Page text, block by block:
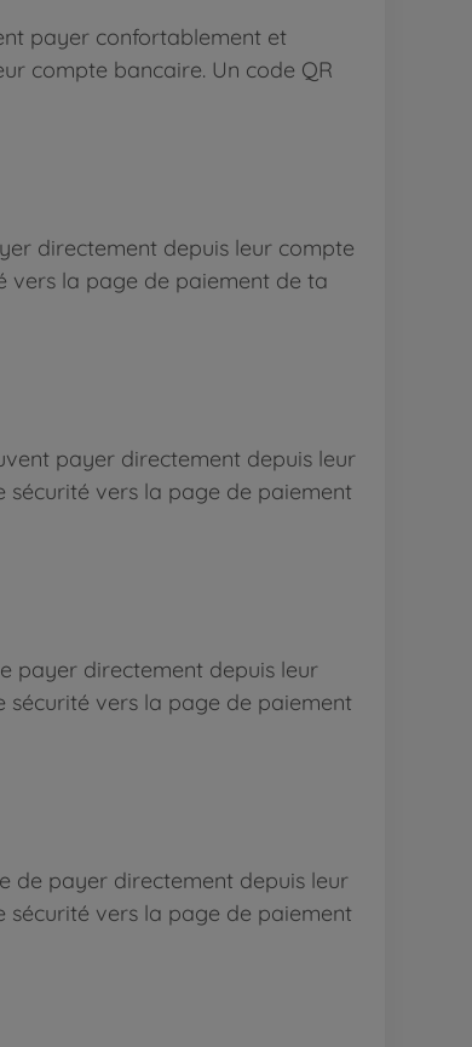
payer confortablement et
compte bancaire. Un code QR
directement depuis leur compte
vers la page de paiement de ta
payer directement depuis leur
sécurité vers la page de paiement
payer directement depuis leur
sécurité vers la page de paiement
de payer directement depuis leur
sécurité vers la page de paiement